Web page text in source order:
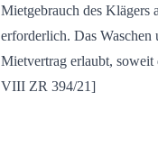
Mietgebrauch des Klägers
erforderlich. Das
Mietvertrag erlaubt,
VIII ZR 394/21]